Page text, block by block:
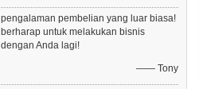
pengalaman pembelian yang luar biasa!
berharap untuk melakukan bisnis
dengan Anda lagi!
—— Tony